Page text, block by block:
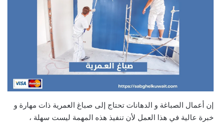
إن أعمال الصباغة و الدهانات تحتاج إلى صباغ العمرية ذات مهارة و
خبرة عالية في هذا العمل لأن تنفيذ هذه المهمة ليست سهلة ،